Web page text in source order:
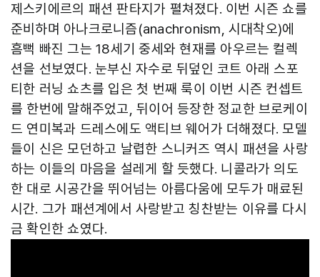
제스키에르의 패션 판타지가 펼쳐졌다. 이번 시즌 쇼를
준비하며 아나크로니즘(anachronism, 시대착오)에
흠뻑 빠진 그는 18세기 중세와 현재를 아우르는 컬렉
션을 선보였다. 눈부신 자수로 뒤덮인 코트 아래 스포
티한 러닝 쇼츠를 입은 첫 번째 룩이 이번 시즌 컨셉트
를 한번에 말해주었고, 뒤이어 등장한 정교한 브로케이
드 연미복과 드레스에도 액티브 웨어가 더해졌다. 모델
들이 신은 모던하고 날렵한 스니커즈 역시 패션을 사랑
하는 이들의 마음을 설레게 할 듯했다. 니콜라가 의도
한 대로 시공간을 뛰어넘는 아름다움에 모두가 매료된
시간. 그가 패션계에서 사랑받고 칭찬받는 이유를 다시
금 확인한 쇼였다.